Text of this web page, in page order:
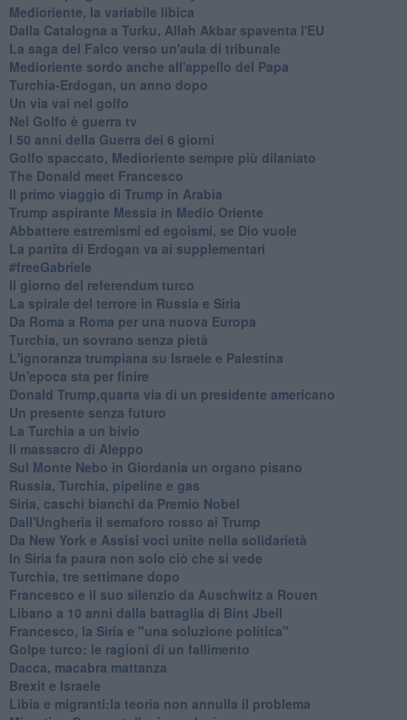
Medioriente, la variabile libica
Dalla Catalogna a Turku, Allah Akbar spaventa l'EU
La saga del Falco verso un'aula di tribunale
Medioriente sordo anche all'appello del Papa
Turchia-Erdogan, un anno dopo
Un via vai nel golfo
Nel Golfo è guerra tv
I 50 anni della Guerra dei 6 giorni
Golfo spaccato, Medioriente sempre più dilaniato
The Donald meet Francesco
Il primo viaggio di Trump in Arabia
Trump aspirante Messia in Medio Oriente
Abbattere estremismi ed egoismi, se Dio vuole
La partita di Erdogan va ai supplementari
#freeGabriele
Il giorno del referendum turco
La spirale del terrore in Russia e Siria
Da Roma a Roma per una nuova Europa
Turchia, un sovrano senza pietà
L'ignoranza trumpiana su Israele e Palestina
Un'epoca sta per finire
Donald Trump,quarta via di un presidente americano
Un presente senza futuro
La Turchia a un bivio
Il massacro di Aleppo
Sul Monte Nebo in Giordania un organo pisano
Russia, Turchia, pipeline e gas
Siria, caschi bianchi da Premio Nobel
Dall'Ungheria il semaforo rosso ai Trump
Da New York e Assisi voci unite nella solidarietà
In Siria fa paura non solo ciò che si vede
Turchia, tre settimane dopo
Francesco e il suo silenzio da Auschwitz a Rouen
Libano a 10 anni dalla battaglia di Bint Jbeil
Francesco, la Siria e "una soluzione politica"
Golpe turco: le ragioni di un fallimento
Dacca, macabra mattanza
Brexit e Israele
Libia e migranti:la teoria non annulla il problema